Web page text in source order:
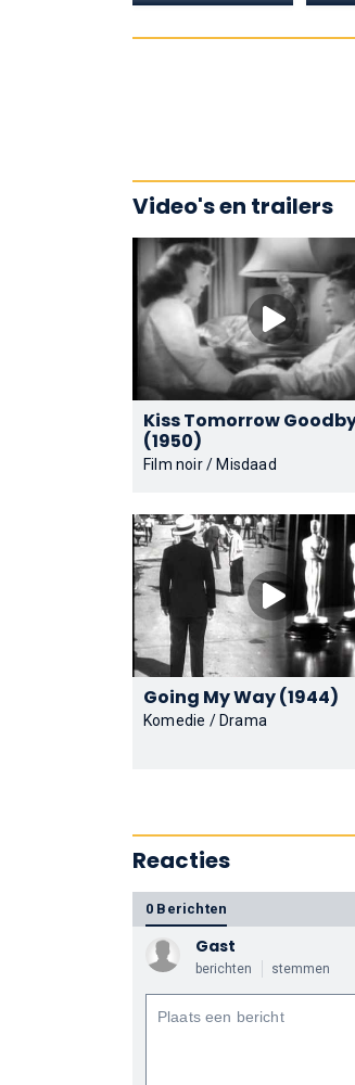
Video's en trailers
Kiss Tomorrow
(1950)
Film noir / Misdaad
Going My Way (1944)
Komedie / Drama
Reacties
0 Berichten
Gast
berichten stemmen